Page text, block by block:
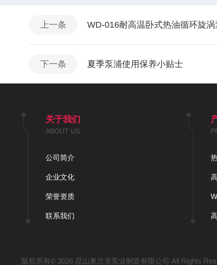
上一条 WD-016耐高温卧式热油循环旋
下一条 夏季泵浦使用保养小贴士
关于我们
ABOUT US
公司简介
企业文化
荣誉资质
联系我们
版权所有© 2026 昆山奥兰克泵业制造有限公司 All Rights